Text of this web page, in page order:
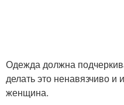
Одежда должна
делать это ненавязчиво
женщина.